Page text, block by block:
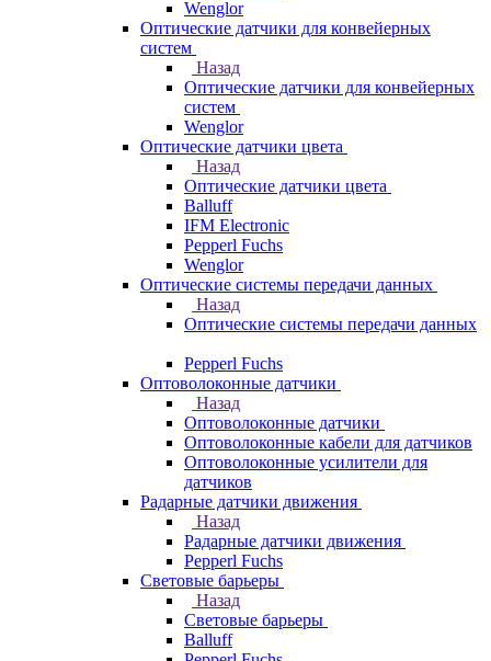
Wenglor
Оптические датчики для конвейерных
систем
Назад
Оптические датчики для конвейерных
систем
Wenglor
Оптические датчики цвета
Назад
Оптические датчики цвета
Balluff
IFM Electronic
Pepperl Fuchs
Wenglor
Оптические системы передачи данных
Назад
Оптические системы передачи данных
Pepperl Fuchs
Оптоволоконные датчики
Назад
Оптоволоконные датчики
Оптоволоконные кабели для датчиков
Оптоволоконные усилители для
датчиков
Радарные датчики движения
Назад
Радарные датчики движения
Pepperl Fuchs
Световые барьеры
Назад
Световые барьеры
Balluff